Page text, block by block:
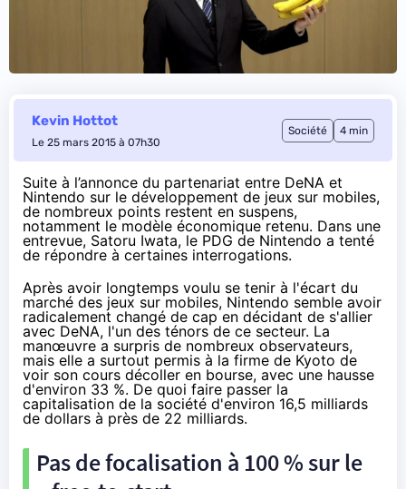
Kevin Hottot
Le 25 mars 2015 à 07h30
Société 4 min
Suite à l’annonce du partenariat entre DeNA et
Nintendo sur le développement de jeux sur mobiles,
de nombreux points restent en suspens,
notamment le modèle économique retenu. Dans une
entrevue, Satoru Iwata, le PDG de Nintendo a tenté
de répondre à certaines interrogations.
Après avoir longtemps voulu se tenir à l'écart du
marché des jeux sur mobiles, Nintendo semble avoir
radicalement changé de cap en décidant de s'allier
avec DeNA, l'un des ténors de ce secteur. La
manœuvre a surpris de nombreux observateurs,
mais elle a surtout permis à la firme de Kyoto de
voir son cours décoller en bourse, avec une hausse
d'environ 33 %. De quoi faire passer la
capitalisation de la société d'environ 16,5 milliards
de dollars à près de 22 milliards.
Pas de focalisation à 100 % sur le